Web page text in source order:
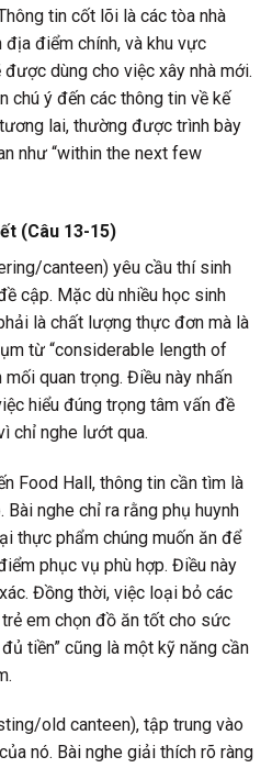
tin cốt lõi là các tòa nhà
điểm chính, và khu vực
dùng cho việc xây nhà mới.
chú ý đến các thông tin về kế
lai, thường được trình bày
như “within the next few
(Câu 13-15)
canteen) yêu cầu thí sinh
cập. Mặc dù nhiều học sinh
là chất lượng thực đơn mà là
từ “considerable length of
quan trọng. Điều này nhấn
hiểu đúng trọng tâm vấn đề
chỉ nghe lướt qua.
Food Hall, thông tin cần tìm là
Bài nghe chỉ ra rằng phụ huynh
thực phẩm chúng muốn ăn để
phục vụ phù hợp. Điều này
Đồng thời, việc loại bỏ các
em chọn đồ ăn tốt cho sức
tiền” cũng là một kỹ năng cần
old canteen), tập trung vào
nó. Bài nghe giải thích rõ ràng